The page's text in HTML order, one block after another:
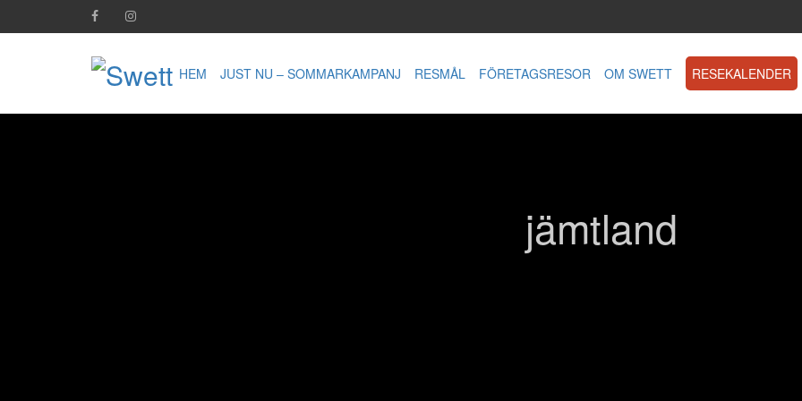
HEM JUST NU – SOMMARKAMPANJ RESMÅL FÖRETAGSRESOR OM SWETT RESEKALENDER
jämtland